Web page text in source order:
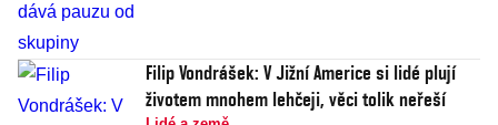
Filip Vondrášek: V Jižní Americe si lidé plují
životem mnohem lehčeji, věci tolik neřeší